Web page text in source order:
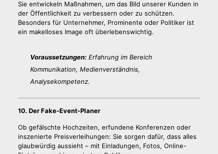
Sie entwickeln Maßnahmen, um das Bild unserer Kunden in
der Öffentlichkeit zu verbessern oder zu schützen.
Besonders für Unternehmer, Prominente oder Politiker ist
ein makelloses Image oft überlebenswichtig.
Voraussetzungen:Erfahrung im Bereich
Kommunikation, Medienverständnis,
Analysekompetenz.
10. Der Fake-Event-Planer
Ob gefälschte Hochzeiten, erfundene Konferenzen oder
inszenierte Preisverleihungen: Sie sorgen dafür, dass alles
glaubwürdig aussieht – mit Einladungen, Fotos, Online-